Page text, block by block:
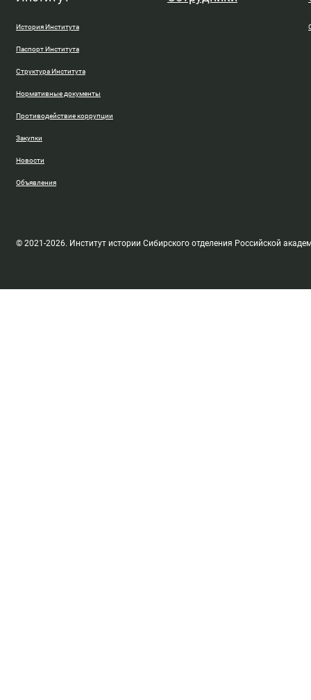
История Института
Паспорт Института
Структура Института
Нормативные документы
Противодействие коррупции
Закупки
Новости
Объявления
© 2021-2026. Институт истории Сибирского отделения Российской